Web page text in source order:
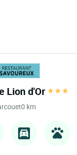
Lion d'Or
0 km